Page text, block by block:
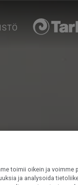
toimii oikein ja voimme
ja analysoida